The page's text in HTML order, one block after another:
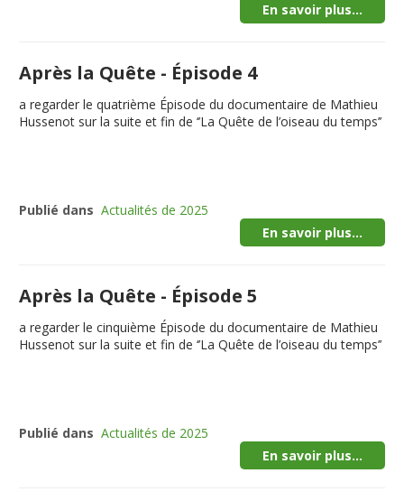
En savoir plus...
Après la Quête - Épisode 4
a regarder le quatrième Épisode du documentaire de Mathieu
Hussenot sur la suite et fin de ‘’La Quête de l’oiseau du temps’’
Publié dans Actualités de 2025
En savoir plus...
Après la Quête - Épisode 5
a regarder le cinquième Épisode du documentaire de Mathieu
Hussenot sur la suite et fin de ‘’La Quête de l’oiseau du temps’’
Publié dans Actualités de 2025
En savoir plus...